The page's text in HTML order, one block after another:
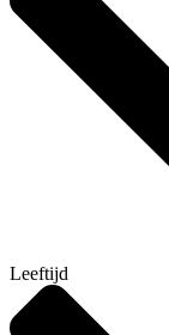
Leeftijd